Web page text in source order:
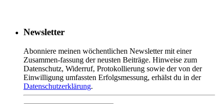
Newsletter
Abonniere meinen wöchentlichen Newsletter mit einer
Zusammen-fassung der neusten Beiträge. Hinweise zum
Datenschutz, Widerruf, Protokollierung sowie der von der
Einwilligung umfassten Erfolgsmessung, erhälst du in der
Datenschutzerklärung.